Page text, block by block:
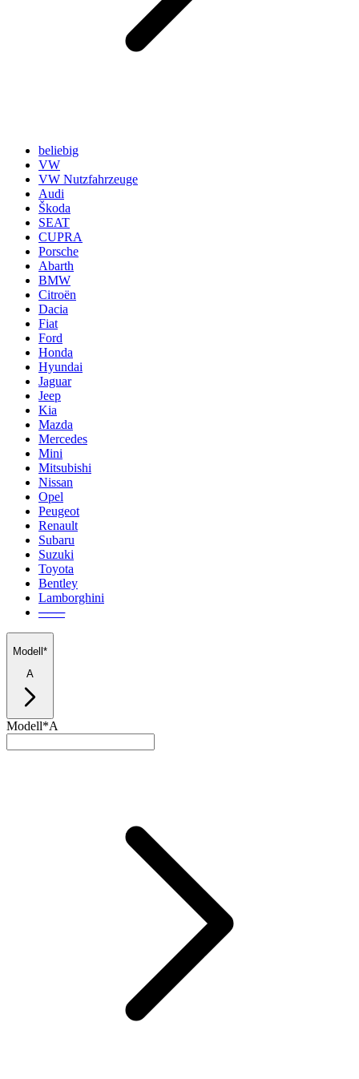
beliebig
VW
VW Nutzfahrzeuge
Audi
Škoda
SEAT
CUPRA
Porsche
Abarth
BMW
Citroën
Dacia
Fiat
Ford
Honda
Hyundai
Jaguar
Jeep
Kia
Mazda
Mercedes
Mini
Mitsubishi
Nissan
Opel
Peugeot
Renault
Subaru
Suzuki
Toyota
Bentley
Lamborghini
───
Modell*
A
Modell*A